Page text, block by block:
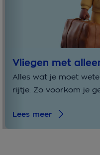
Vliegen met
Alles wat je moet
rijtje. Zo voorkom je
Lees meer